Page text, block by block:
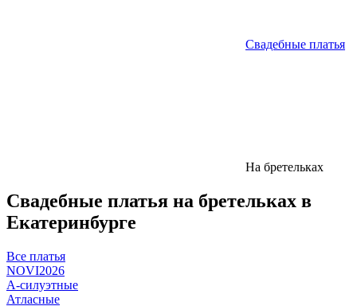
Свадебные платья
На бретельках
Свадебные платья на бретельках в
Екатеринбурге
Все платья
NOVI2026
А-силуэтные
Атласные